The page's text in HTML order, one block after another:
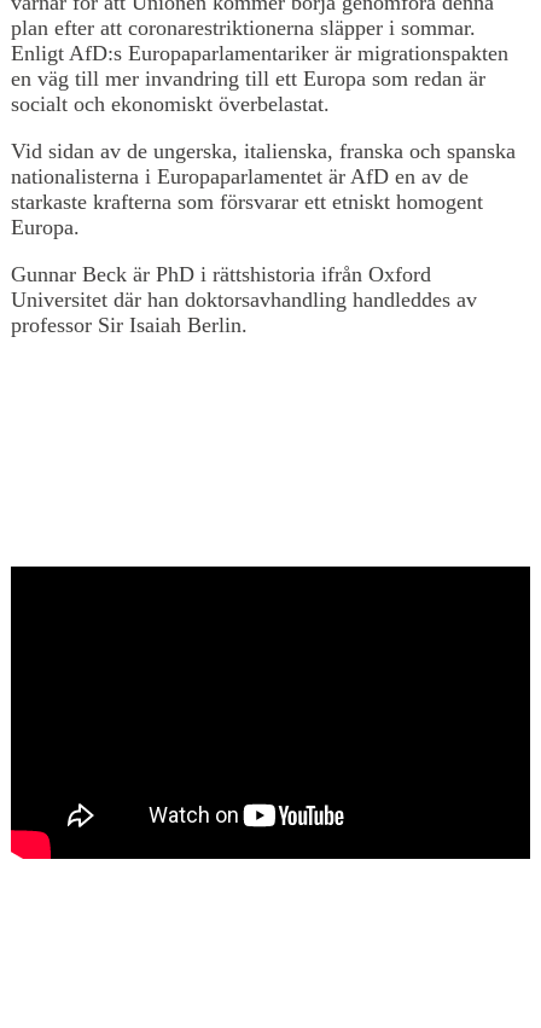
plan efter att coronarestriktionerna släpper i sommar.
Enligt AfD:s Europaparlamentariker är migrationspakten
en väg till mer invandring till ett Europa som redan är
socialt och ekonomiskt överbelastat.
Vid sidan av de ungerska, italienska, franska och spanska
nationalisterna i Europaparlamentet är AfD en av de
starkaste krafterna som försvarar ett etniskt homogent
Europa.
Gunnar Beck är PhD i rättshistoria ifrån Oxford
Universitet där han doktorsavhandling handleddes av
professor Sir Isaiah Berlin.